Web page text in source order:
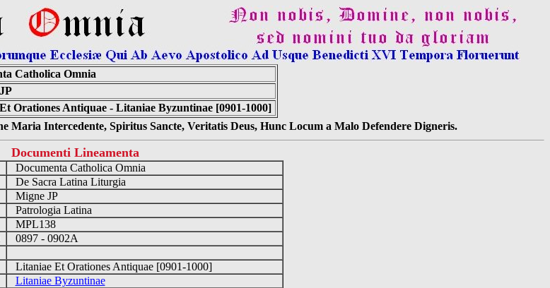
Catholica Omnia
Orationes Antiquae - Litaniae Byzuntinae [0901-1000]
Maria Intercedente, Spiritus Sancte, Veritatis Deus, Hunc Locum a Malo Defendere Digneris.
Documenti Lineamenta
Documenta Catholica Omnia
De Sacra Latina Liturgia
Migne JP
Patrologia Latina
MPL138
0897 - 0902A
Litaniae Et Orationes Antiquae [0901-1000]
Litaniae Byzuntinae